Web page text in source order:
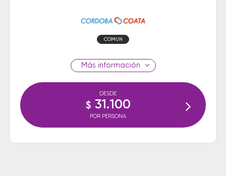
COMUN
información
DESDE
$ 31.100
POR PERSONA